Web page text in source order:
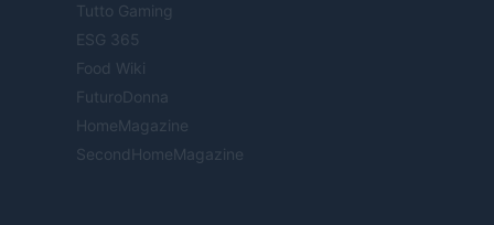
Tutto Gaming
ESG 365
Food Wiki
FuturoDonna
HomeMagazine
SecondHomeMagazine